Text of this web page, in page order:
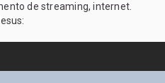
de streaming, internet.